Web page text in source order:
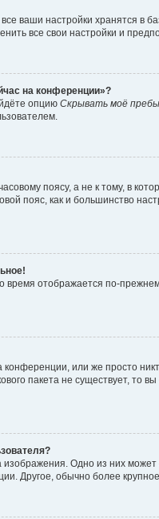
ваши настройки хранятся
все свои настройки и
на конференции»?
опцию Скрывать моё
поясу, а не к тому, в
пояс, как и большинство
время отображается по-
или же просто
пакета не существует,
Одно из них
Другое, обычно более